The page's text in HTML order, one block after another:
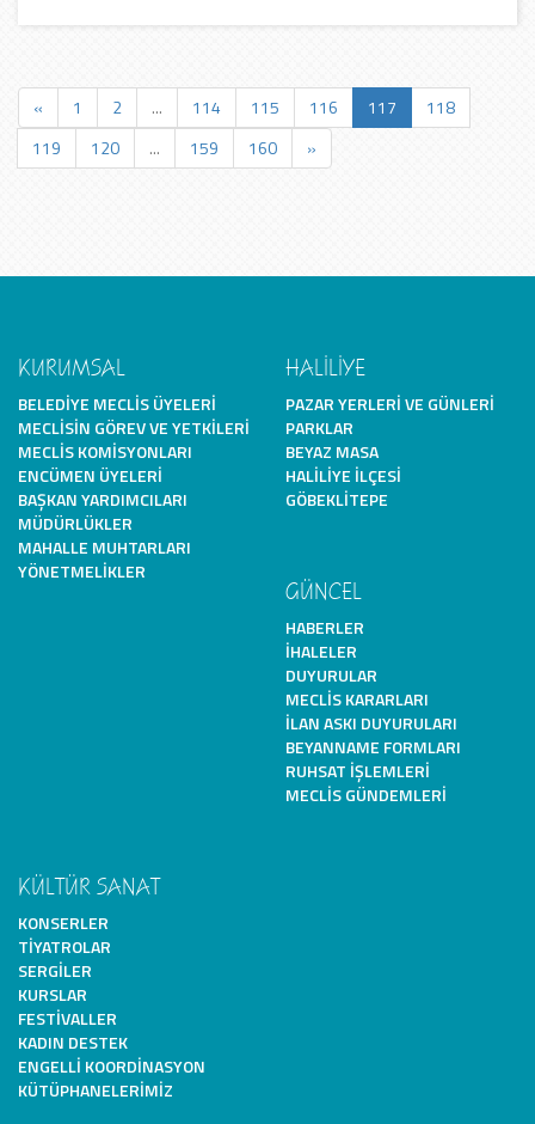
« 1 2 ... 114 115 116 117
118
119
120 ... 159 160 »
KURUMSAL
BELEDIYE MECLIS ÜYELERI
MECLISIN GÖREV VE YETKILERI
MECLIS KOMISYONLARI
ENCÜMEN ÜYELERI
BAŞKAN YARDIMCILARI
MÜDÜRLÜKLER
MAHALLE MUHTARLARI
YÖNETMELIKLER
HALİLİYE
PAZAR YERLERI VE GÜNLERI
PARKLAR
BEYAZ MASA
HALILIYE İLÇESI
GÖBEKLITEPE
GÜNCEL
HABERLER
İHALELER
DUYURULAR
MECLIS KARARLARI
İLAN ASKI DUYURULARI
BEYANNAME FORMLARI
RUHSAT İŞLEMLERI
MECLIS GÜNDEMLERI
KÜLTÜR SANAT
KONSERLER
TIYATROLAR
SERGILER
KURSLAR
FESTIVALLER
KADIN DESTEK
ENGELLI KOORDINASYON
KÜTÜPHANELERIMIZ